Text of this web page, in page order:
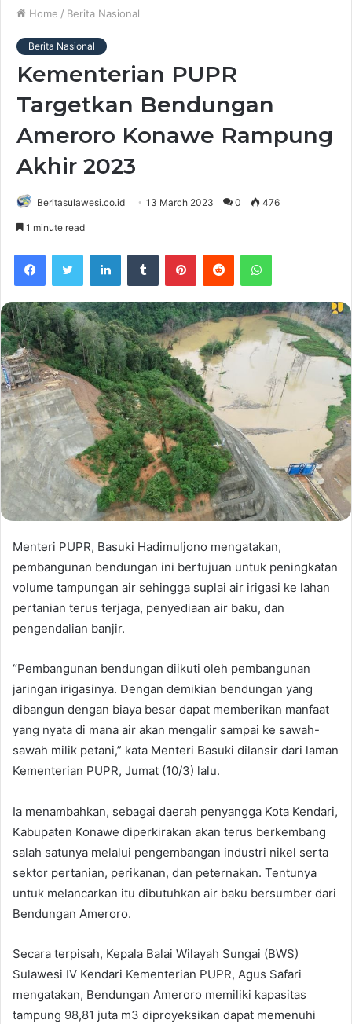
Home / Berita Nasional
Berita Nasional
Kementerian PUPR
Targetkan Bendungan
Ameroro Konawe Rampung
Akhir 2023
Beritasulawesi.co.id 13 March 2023 0 476
1 minute read
Menteri PUPR, Basuki Hadimuljono mengatakan,
pembangunan bendungan ini bertujuan untuk peningkatan
volume tampungan air sehingga suplai air irigasi ke lahan
pertanian terus terjaga, penyediaan air baku, dan
pengendalian banjir.
“Pembangunan bendungan diikuti oleh pembangunan
jaringan irigasinya. Dengan demikian bendungan yang
dibangun dengan biaya besar dapat memberikan manfaat
yang nyata di mana air akan mengalir sampai ke sawah-
sawah milik petani,” kata Menteri Basuki dilansir dari laman
Kementerian PUPR, Jumat (10/3) lalu.
Ia menambahkan, sebagai daerah penyangga Kota Kendari,
Kabupaten Konawe diperkirakan akan terus berkembang
salah satunya melalui pengembangan industri nikel serta
sektor pertanian, perikanan, dan peternakan. Tentunya
untuk melancarkan itu dibutuhkan air baku bersumber dari
Bendungan Ameroro.
Secara terpisah, Kepala Balai Wilayah Sungai (BWS)
Sulawesi IV Kendari Kementerian PUPR, Agus Safari
mengatakan, Bendungan Ameroro memiliki kapasitas
tampung 98,81 juta m3 diproyeksikan dapat memenuhi